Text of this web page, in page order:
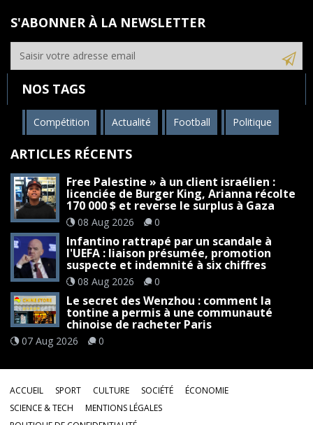
S'ABONNER À LA NEWSLETTER
NOS TAGS
Compétition Actualité Football Politique
ARTICLES RÉCENTS
Free Palestine » à un client israélien :
licenciée de Burger King, Arianna récolte
170 000 $ et reverse le surplus à Gaza
08 Aug 2026 0
Infantino rattrapé par un scandale à
l'UEFA : liaison présumée, promotion
suspecte et indemnité à six chiffres
08 Aug 2026 0
Le secret des Wenzhou : comment la
tontine a permis à une communauté
chinoise de racheter Paris
07 Aug 2026 0
ACCUEIL SPORT CULTURE SOCIÉTÉ
ÉCONOMIE
SCIENCE & TECH
MENTIONS LÉGALES